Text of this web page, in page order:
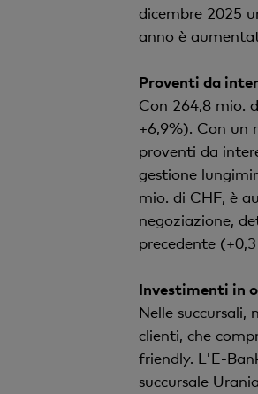
dicembre 2025
anno è
Proventi da
Con 264,8 mio.
+6,9%). Con un
proventi da
gestione
mio. di CHF, è
negoziazione,
precedente
Investimenti in
Nelle
clienti, che
friendly. L'E-
succursale